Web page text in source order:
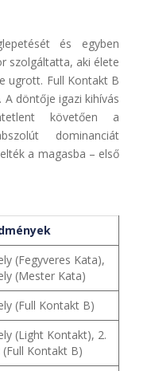
és egyben
szolgáltatta, aki élete
ugrott. Full Kontakt B
döntője igazi kihívás
követően a
dominanciát
a magasba – első
(Fegyveres Kata),
(Mester Kata)
(Full Kontakt B)
(Light Kontakt), 2.
(Full Kontakt B)